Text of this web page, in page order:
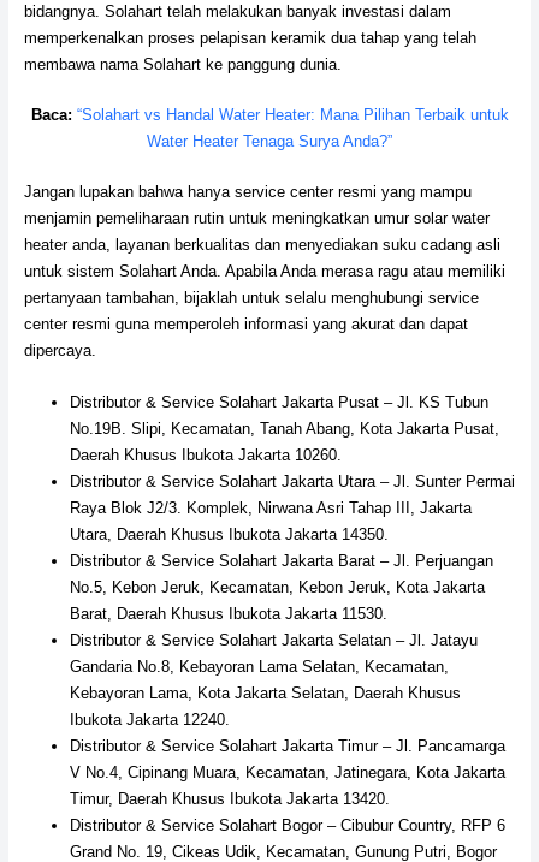
bidangnya. Solahart telah melakukan banyak investasi dalam
memperkenalkan proses pelapisan keramik dua tahap yang telah
membawa nama Solahart ke panggung dunia.
Baca: “Solahart vs Handal Water Heater: Mana Pilihan Terbaik untuk
Water Heater Tenaga Surya Anda?”
Jangan lupakan bahwa hanya service center resmi yang mampu
menjamin pemeliharaan rutin untuk meningkatkan umur solar water
heater anda, layanan berkualitas dan menyediakan suku cadang asli
untuk sistem Solahart Anda. Apabila Anda merasa ragu atau memiliki
pertanyaan tambahan, bijaklah untuk selalu menghubungi service
center resmi guna memperoleh informasi yang akurat dan dapat
dipercaya.
Distributor & Service Solahart Jakarta Pusat – Jl. KS Tubun
No.19B. Slipi, Kecamatan, Tanah Abang, Kota Jakarta Pusat,
Daerah Khusus Ibukota Jakarta 10260.
Distributor & Service Solahart Jakarta Utara – Jl. Sunter Permai
Raya Blok J2/3. Komplek, Nirwana Asri Tahap III, Jakarta
Utara, Daerah Khusus Ibukota Jakarta 14350.
Distributor & Service Solahart Jakarta Barat – Jl. Perjuangan
No.5, Kebon Jeruk, Kecamatan, Kebon Jeruk, Kota Jakarta
Barat, Daerah Khusus Ibukota Jakarta 11530.
Distributor & Service Solahart Jakarta Selatan – Jl. Jatayu
Gandaria No.8, Kebayoran Lama Selatan, Kecamatan,
Kebayoran Lama, Kota Jakarta Selatan, Daerah Khusus
Ibukota Jakarta 12240.
Distributor & Service Solahart Jakarta Timur – Jl. Pancamarga
V No.4, Cipinang Muara, Kecamatan, Jatinegara, Kota Jakarta
Timur, Daerah Khusus Ibukota Jakarta 13420.
Distributor & Service Solahart Bogor – Cibubur Country, RFP 6
Grand No. 19, Cikeas Udik, Kecamatan, Gunung Putri, Bogor